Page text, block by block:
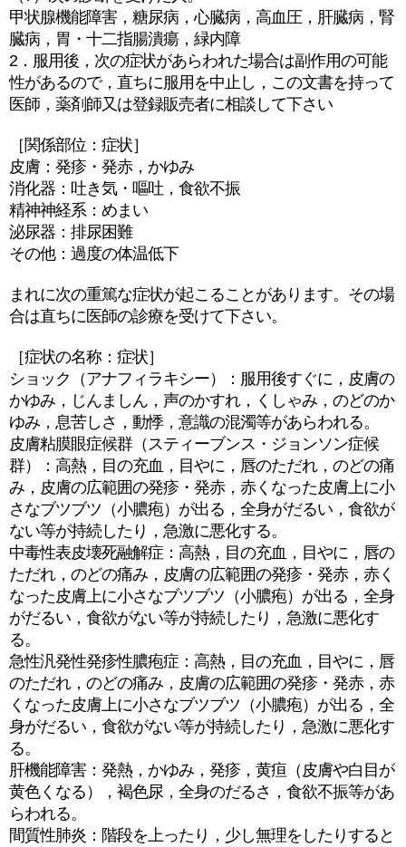
甲状腺機能障害，糖尿病，心臓病，高血圧，肝臓病，腎
臓病，胃・十二指腸潰瘍，緑内障
2．服用後，次の症状があらわれた場合は副作用の可能
性があるので，直ちに服用を中止し，この文書を持って
医師，薬剤師又は登録販売者に相談して下さい
［関係部位：症状］
皮膚：発疹・発赤，かゆみ
消化器：吐き気・嘔吐，食欲不振
精神神経系：めまい
泌尿器：排尿困難
その他：過度の体温低下
まれに次の重篤な症状が起こることがあります。その場
合は直ちに医師の診療を受けて下さい。
［症状の名称：症状］
ショック（アナフィラキシー）：服用後すぐに，皮膚の
かゆみ，じんましん，声のかすれ，くしゃみ，のどのか
ゆみ，息苦しさ，動悸，意識の混濁等があらわれる。
皮膚粘膜眼症候群（スティーブンス・ジョンソン症候
群）：高熱，目の充血，目やに，唇のただれ，のどの痛
み，皮膚の広範囲の発疹・発赤，赤くなった皮膚上に小
さなブツブツ（小膿疱）が出る，全身がだるい，食欲が
ない等が持続したり，急激に悪化する。
中毒性表皮壊死融解症：高熱，目の充血，目やに，唇の
ただれ，のどの痛み，皮膚の広範囲の発疹・発赤，赤く
なった皮膚上に小さなブツブツ（小膿疱）が出る，全身
がだるい，食欲がない等が持続したり，急激に悪化す
る。
急性汎発性発疹性膿疱症：高熱，目の充血，目やに，唇
のただれ，のどの痛み，皮膚の広範囲の発疹・発赤，赤
くなった皮膚上に小さなブツブツ（小膿疱）が出る，全
身がだるい，食欲がない等が持続したり，急激に悪化す
る。
肝機能障害：発熱，かゆみ，発疹，黄疸（皮膚や白目が
黄色くなる），褐色尿，全身のだるさ，食欲不振等があ
らわれる。
間質性肺炎：階段を上ったり，少し無理をしたりすると